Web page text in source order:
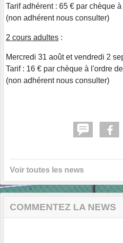
Tarif adhérent : 65 € par chèque
(non adhérent nous consulter)
2 cours adultes :
Mercredi 31 août et vendredi 2
Tarif : 16 € par chèque à l'ordre
(non adhérent nous consulter)
Voir toutes les news
COMMENTEZ LA NEWS